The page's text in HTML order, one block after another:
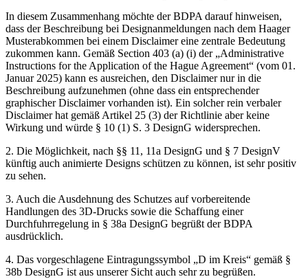
In diesem Zusammenhang möchte der BDPA darauf hinweisen,
dass der Beschreibung bei Designanmeldungen nach dem Haager
Musterabkommen bei einem Disclaimer eine zentrale Bedeutung
zukommen kann. Gemäß Section 403 (a) (i) der „Administrative
Instructions for the Application of the Hague Agreement“ (vom 01.
Januar 2025) kann es ausreichen, den Disclaimer nur in die
Beschreibung aufzunehmen (ohne dass ein entsprechender
graphischer Disclaimer vorhanden ist). Ein solcher rein verbaler
Disclaimer hat gemäß Artikel 25 (3) der Richtlinie aber keine
Wirkung und würde § 10 (1) S. 3 DesignG widersprechen.
2. Die Möglichkeit, nach §§ 11, 11a DesignG und § 7 DesignV
künftig auch animierte Designs schützen zu können, ist sehr positiv
zu sehen.
3. Auch die Ausdehnung des Schutzes auf vorbereitende
Handlungen des 3D-Drucks sowie die Schaffung einer
Durchfuhrregelung in § 38a DesignG begrüßt der BDPA
ausdrücklich.
4. Das vorgeschlagene Eintragungssymbol „D im Kreis“ gemäß §
38b DesignG ist aus unserer Sicht auch sehr zu begrüßen.